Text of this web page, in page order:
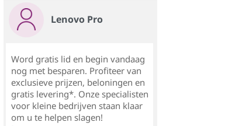
Lenovo Pro
Word gratis lid en begin vandaag
nog met besparen. Profiteer van
exclusieve prijzen, beloningen en
gratis levering*. Onze specialisten
voor kleine bedrijven staan klaar
om u te helpen slagen!